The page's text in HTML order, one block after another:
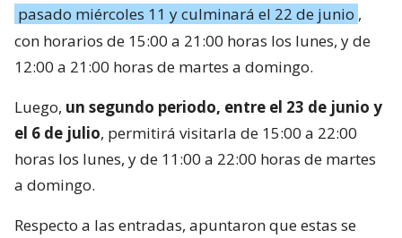
pasado miércoles 11 y culminará el 22 de junio ,
con horarios de 15:00 a 21:00 horas los lunes, y de
12:00 a 21:00 horas de martes a domingo.
Luego, un segundo periodo, entre el 23 de junio y
el 6 de julio, permitirá visitarla de 15:00 a 22:00
horas los lunes, y de 11:00 a 22:00 horas de martes
a domingo.
Respecto a las entradas, apuntaron que estas se